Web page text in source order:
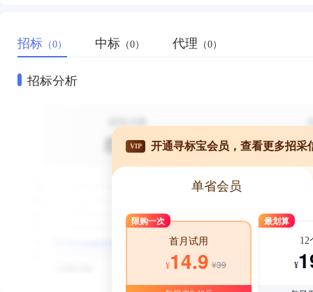
招标 （0） 中标 （0） 代理 （0）
招标分析
VIP 开通寻标宝会员，查看更多招采
单省会员
限购一次
首月试用
¥14.9 ¥39
最划算
12
¥